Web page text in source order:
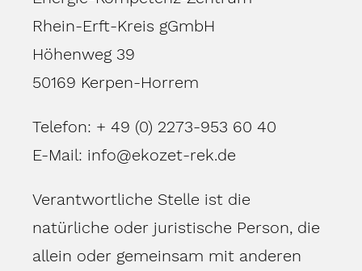
Rhein-Erft-Kreis gGmbH
Höhenweg 39
50169 Kerpen-Horrem
Telefon: + 49 (0) 2273-953 60 40
E-Mail: info@ekozet-rek.de
Verantwortliche Stelle ist die
natürliche oder juristische Person, die
allein oder gemeinsam mit anderen